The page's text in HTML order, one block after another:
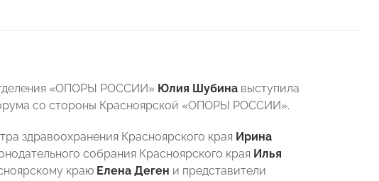
«ОПОРЫ РОССИИ» Юлия Шубина выступила
со стороны Красноярской «ОПОРЫ РОССИИ».
здравоохранения Красноярского края Ирина
собрания Красноярского края Илья
краю Елена Деген и представители